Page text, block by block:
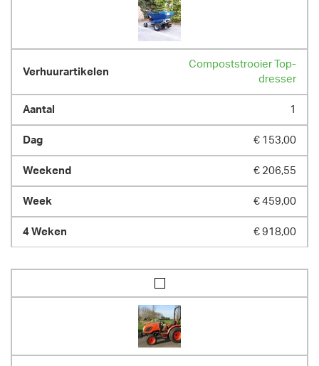
Compoststrooier Top-
dresser
1
€ 153,00
€ 206,55
€ 459,00
€ 918,00